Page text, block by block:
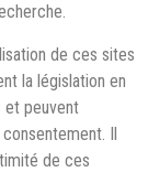
de ces sites
la législation en
et peuvent
Il
de ces